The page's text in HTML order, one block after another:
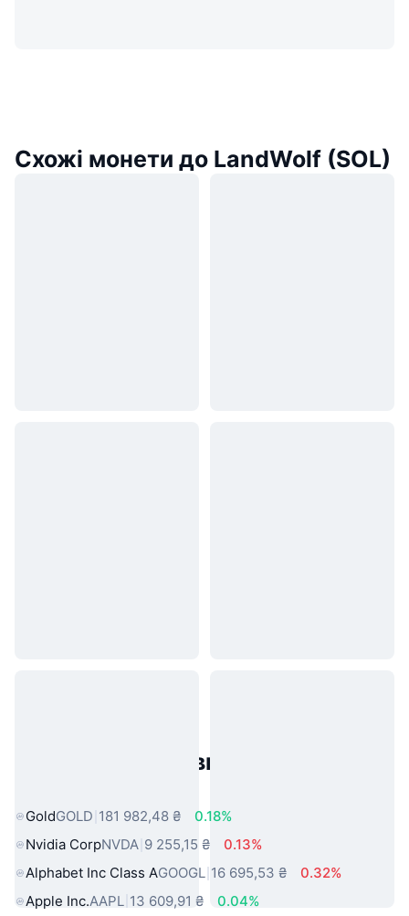
Схожі монети до LandWolf (SOL)
Популярні активи реального
GoldGOLD 181 982,48 ₴
0.18%
Nvidia CorpNVDA 9 255,15 ₴
0.13%
Alphabet Inc Class AGOOGL 16 695,53 ₴
0.32%
Apple Inc.AAPL 13 609,91 ₴ 0.04%